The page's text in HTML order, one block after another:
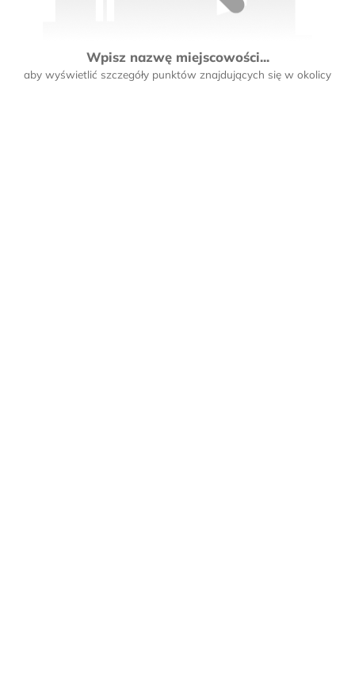
Wpisz nazwę miejscowości...
aby wyświetlić szczegóły punktów znajdujących się w okolicy